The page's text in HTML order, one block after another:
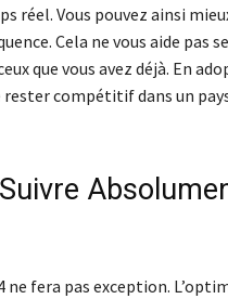
Vous pouvez ainsi
Cela ne vous aide pas
que vous avez déjà. En
rester compétitif dans un
fera pas exception.